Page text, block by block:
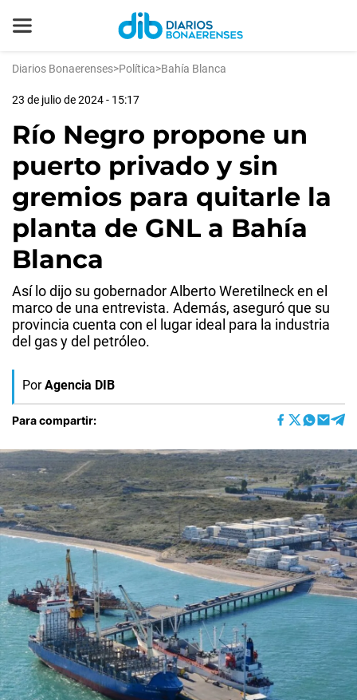
Diarios Bonaerenses>Política>Bahía Blanca
23 de julio de 2024 - 15:17
Río Negro propone un
puerto privado y sin
gremios para quitarle la
planta de GNL a Bahía
Blanca
Así lo dijo su gobernador Alberto Weretilneck en el
marco de una entrevista. Además, aseguró que su
provincia cuenta con el lugar ideal para la industria
del gas y del petróleo.
Por Agencia DIB
Para compartir: